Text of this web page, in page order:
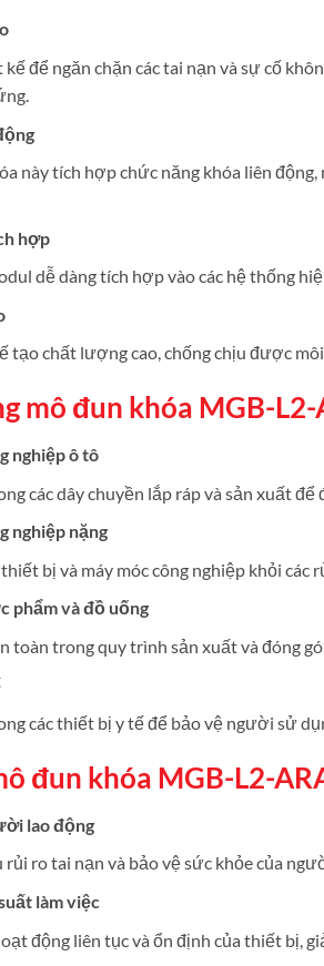
để ngăn chặn các tai nạn và sự cố
này tích hợp chức năng khóa liên
hợp
dễ dàng tích hợp vào các hệ thống
tạo chất lượng cao, chống chịu được
mô đun khóa MGB-
nghiệp ô tô
các dây chuyền lắp ráp và sản xuất để
nghiệp nặng
bị và máy móc công nghiệp khỏi các
phẩm và đồ uống
toàn trong quy trình sản xuất và đóng
các thiết bị y tế để bảo vệ người sử
đun khóa MGB-L2-
lao động
ro tai nạn và bảo vệ sức khỏe của
làm việc
động liên tục và ổn định của thiết bị,